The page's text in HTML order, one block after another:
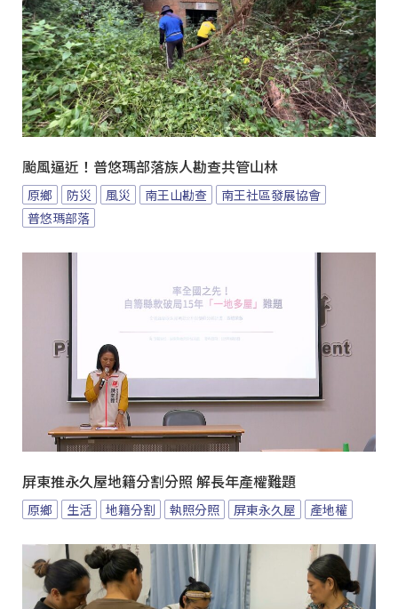
颱風逼近！普悠瑪部落族人勘查共管山林
原鄉 防災 風災 南王山勘查
南王社區發展協會
普悠瑪部落
屏東推永久屋地籍分割分照 解長年產權難題
原鄉 生活 地籍分割 執照分照 屏東永久屋 產地權